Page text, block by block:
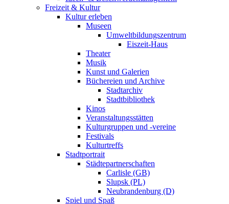
Freizeit & Kultur
Kultur erleben
Museen
Umweltbildungszentrum
Eiszeit-Haus
Theater
Musik
Kunst und Galerien
Büchereien und Archive
Stadtarchiv
Stadtbibliothek
Kinos
Veranstaltungsstätten
Kulturgruppen und -vereine
Festivals
Kulturtreffs
Stadtportrait
Städtepartnerschaften
Carlisle (GB)
Slupsk (PL)
Neubrandenburg (D)
Spiel und Spaß